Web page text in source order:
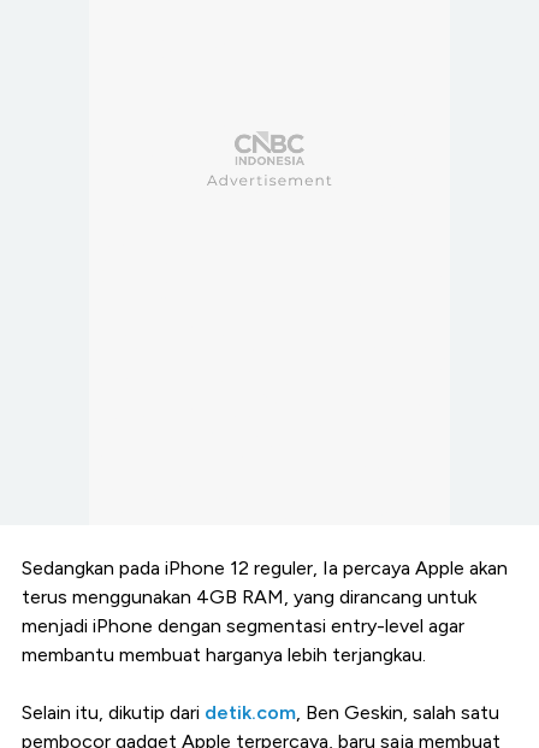
Sedangkan pada iPhone 12 reguler, Ia percaya Apple akan
terus menggunakan 4GB RAM, yang dirancang untuk
menjadi iPhone dengan segmentasi entry-level agar
membantu membuat harganya lebih terjangkau.
Selain itu, dikutip dari detik.com, Ben Geskin, salah satu
pembocor gadget Apple terpercaya, baru saja membuat